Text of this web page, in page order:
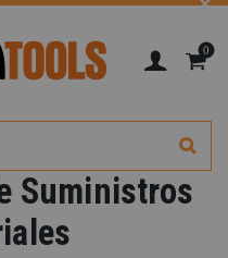
0
Suministros